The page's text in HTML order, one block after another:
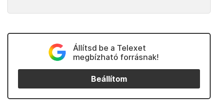
Állítsd be a Telexet
megbízható forrásnak!
Beállítom